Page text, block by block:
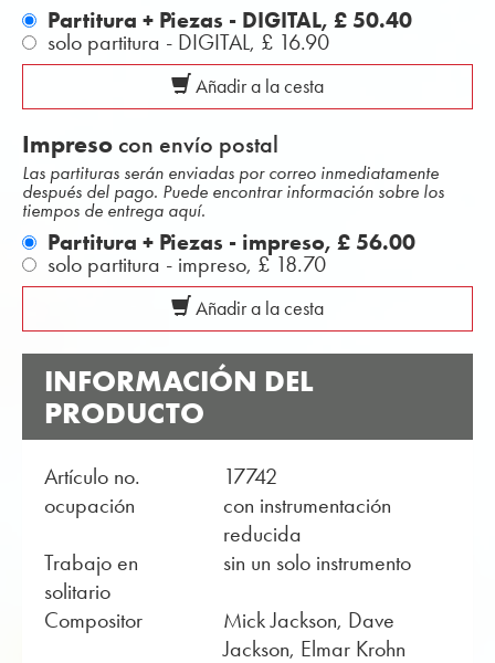
Partitura + Piezas - DIGITAL, £ 50.40
solo partitura - DIGITAL, £ 16.90
Añadir a la cesta
Impreso con envío postal
Las partituras serán enviadas por correo inmediatamente
después del pago. Puede encontrar información sobre los
tiempos de entrega aquí.
Partitura + Piezas - impreso, £ 56.00
solo partitura - impreso, £ 18.70
Añadir a la cesta
INFORMACIÓN DEL
PRODUCTO
Artículo no.
17742
ocupación
con instrumentación
reducida
Trabajo en
solitario
sin un solo instrumento
Compositor
Mick Jackson, Dave
Jackson, Elmar Krohn